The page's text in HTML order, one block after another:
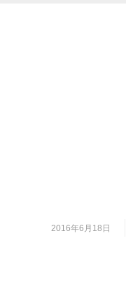
2016年6月18日